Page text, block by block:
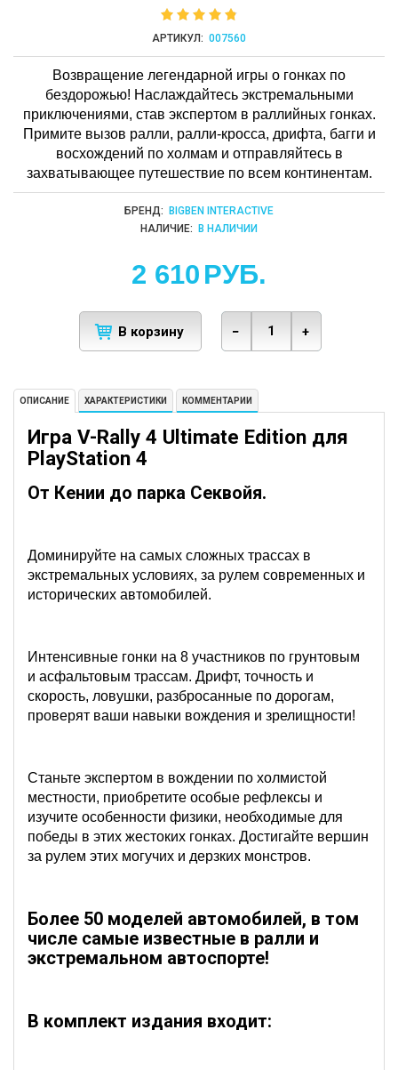
АРТИКУЛ: 007560
Возвращение легендарной игры о гонках по
бездорожью! Наслаждайтесь экстремальными
приключениями, став экспертом в раллийных гонках.
Примите вызов ралли, ралли-кросса, дрифта, багги и
восхождений по холмам и отправляйтесь в
захватывающее путешествие по всем континентам.
БРЕНД:
BIGBEN INTERACTIVE
НАЛИЧИЕ:
В НАЛИЧИИ
2 610 РУБ.
В корзину − +
ОПИСАНИЕ ХАРАКТЕРИСТИКИ КОММЕНТАРИИ
Игра V-Rally 4 Ultimate Edition для
PlayStation 4
От Кении до парка Секвойя.
Доминируйте на самых сложных трассах в
экстремальных условиях, за рулем современных и
исторических автомобилей.
Интенсивные гонки на 8 участников по грунтовым
и асфальтовым трассам. Дрифт, точность и
скорость, ловушки, разбросанные по дорогам,
проверят ваши навыки вождения и зрелищности!
Станьте экспертом в вождении по холмистой
местности, приобретите особые рефлексы и
изучите особенности физики, необходимые для
победы в этих жестоких гонках. Достигайте вершин
за рулем этих могучих и дерзких монстров.
Более 50 моделей автомобилей, в том
числе самые известные в ралли и
экстремальном автоспорте!
В комплект издания входит: